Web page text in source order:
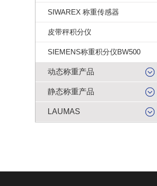
SIWAREX 称重传感器
皮带秤积分仪
SIEMENS称重积分仪BW500
动态称重产品
静态称重产品
LAUMAS